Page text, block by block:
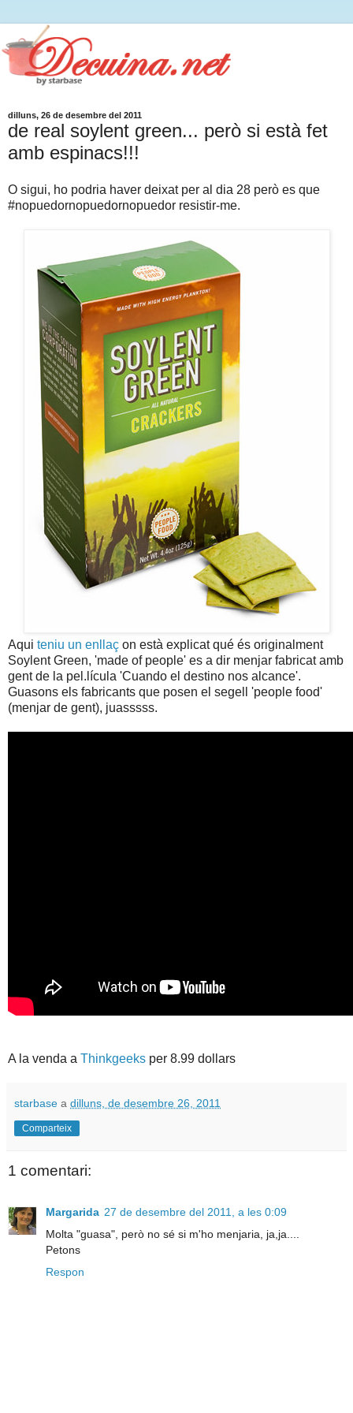
dilluns, 26 de desembre del 2011
de real soylent green... però si està fet
amb espinacs!!!
O sigui, ho podria haver deixat per al dia 28 però es que
#nopuedornopuedornopuedor resistir-me.
Aqui teniu un enllaç on està explicat qué és originalment
Soylent Green, 'made of people' es a dir menjar fabricat amb
gent de la pel.lícula 'Cuando el destino nos alcance'.
Guasons els fabricants que posen el segell 'people food'
(menjar de gent), juasssss.
A la venda a Thinkgeeks per 8.99 dollars
starbase a dilluns, de desembre 26, 2011
Comparteix
1 comentari:
Margarida 27 de desembre del 2011, a les 0:09
Molta "guasa", però no sé si m'ho menjaria, ja,ja....
Petons
Respon